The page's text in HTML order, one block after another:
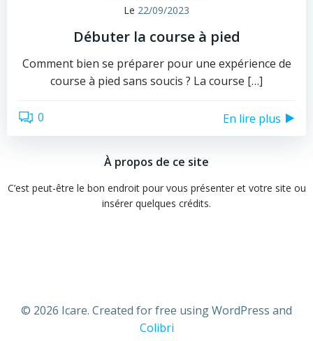
Le 22/09/2023
Débuter la course à pied
Comment bien se préparer pour une expérience de
course à pied sans soucis ? La course […]
0 En lire plus
À propos de ce site
C’est peut-être le bon endroit pour vous présenter et votre site ou
insérer quelques crédits.
© 2026 Icare. Created for free using WordPress and
Colibri